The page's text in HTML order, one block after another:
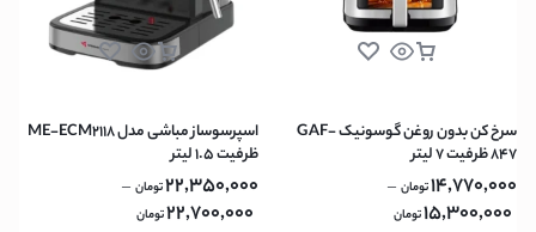
سرخ کن بدون روغن گوسونیک GAF-
847 ظرفیت ۷ لیتر
14,770,000تومان –
15,300,000تومان
اسپرسوساز مباشی مدل ME-ECM2118
ظرفیت ۱.۵ لیتر
22,350,000تومان –
22,700,000تومان